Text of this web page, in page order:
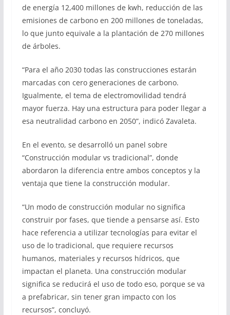
de energía 12,400 millones de kwh, reducción de las
emisiones de carbono en 200 millones de toneladas,
lo que junto equivale a la plantación de 270 millones
de árboles.
“Para el año 2030 todas las construcciones estarán
marcadas con cero generaciones de carbono.
Igualmente, el tema de electromovilidad tendrá
mayor fuerza. Hay una estructura para poder llegar a
esa neutralidad carbono en 2050”, indicó Zavaleta.
En el evento, se desarrolló un panel sobre
“Construcción modular vs tradicional”, donde
abordaron la diferencia entre ambos conceptos y la
ventaja que tiene la construcción modular.
“Un modo de construcción modular no significa
construir por fases, que tiende a pensarse así. Esto
hace referencia a utilizar tecnologías para evitar el
uso de lo tradicional, que requiere recursos
humanos, materiales y recursos hídricos, que
impactan el planeta. Una construcción modular
significa se reducirá el uso de todo eso, porque se va
a prefabricar, sin tener gran impacto con los
recursos”, concluyó.